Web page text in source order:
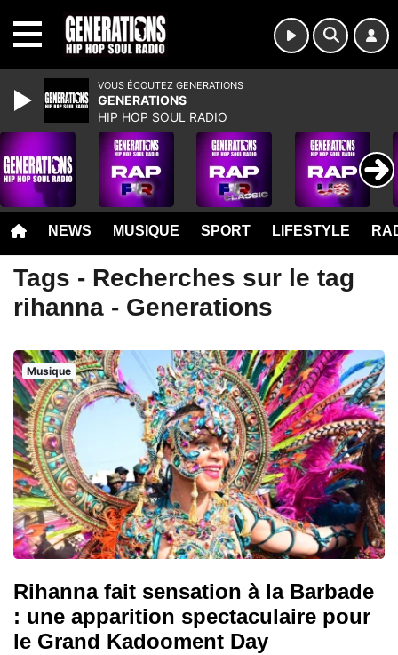
NEWS MUSIQUE SPORT LIFESTYLE
Tags - Recherches sur le tag
rihanna - Generations
Musique
Rihanna fait sensation à la Barbade
: une apparition spectaculaire pour
le Grand Kadooment Day
VOUS ÉCOUTEZ GENERATIONS
GENERATIONS
HIP HOP SOUL RADIO